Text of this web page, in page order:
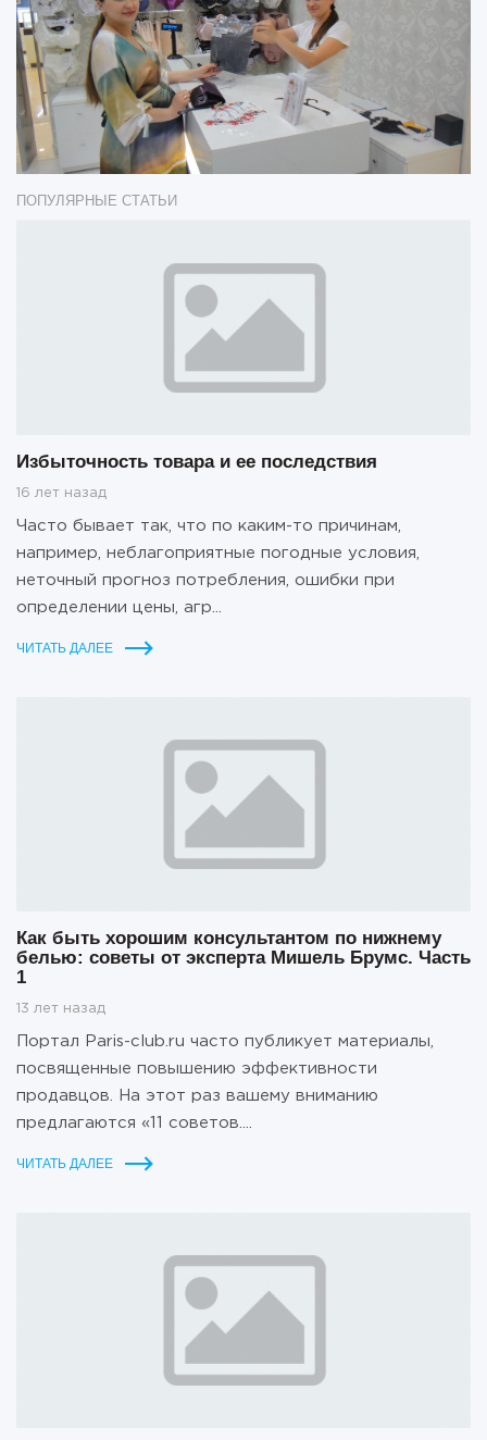
ПОПУЛЯРНЫЕ СТАТЬИ
Избыточность товара и ее последствия
16 лет назад
Часто бывает так, что по каким-то причинам,
например, неблагоприятные погодные условия,
неточный прогноз потребления, ошибки при
определении цены, агр...
ЧИТАТЬ ДАЛЕЕ
Как быть хорошим консультантом по нижнему
белью: советы от эксперта Мишель Брумс. Часть
1
13 лет назад
Портал Paris-club.ru часто публикует материалы,
посвященные повышению эффективности
продавцов. На этот раз вашему вниманию
предлагаются «11 советов....
ЧИТАТЬ ДАЛЕЕ